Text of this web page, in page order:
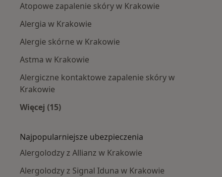
Atopowe zapalenie skóry w Krakowie
Alergia w Krakowie
Alergie skórne w Krakowie
Astma w Krakowie
Alergiczne kontaktowe zapalenie skóry w
Krakowie
Więcej (15)
Najpopularniejsze ubezpieczenia
Alergolodzy z Allianz w Krakowie
Alergolodzy z Signal Iduna w Krakowie